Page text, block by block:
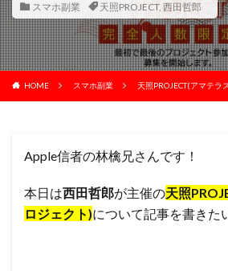
スマホ副業 天照PROJECT, 西田哲郎
HOME スマホ副業 天照PROJECT(アマテ
Apple信者の林檎兄さんです！
本日は西田哲郎が主催の天照
ロジェクト)について記事を書きた